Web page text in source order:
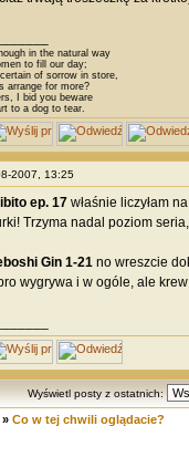
in the natural way
to fill our day;
of sorrow in store,
arrange for more?
I bid you beware
to a dog to tear.
2007, 13:25
ep. 17właśnie liczyłam
Trzyma nadal poziom
Gin 1-21no wreszcie
wygrywa i w ogóle, ale
Wyświetl posty z ostatnich:
Co w tej chwili oglądacie?